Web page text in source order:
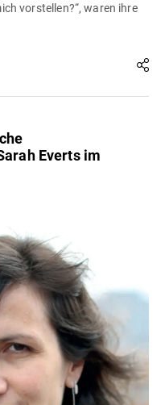
vorstellen?“, waren ihre
Everts im